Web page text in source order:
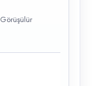
Görüşülür